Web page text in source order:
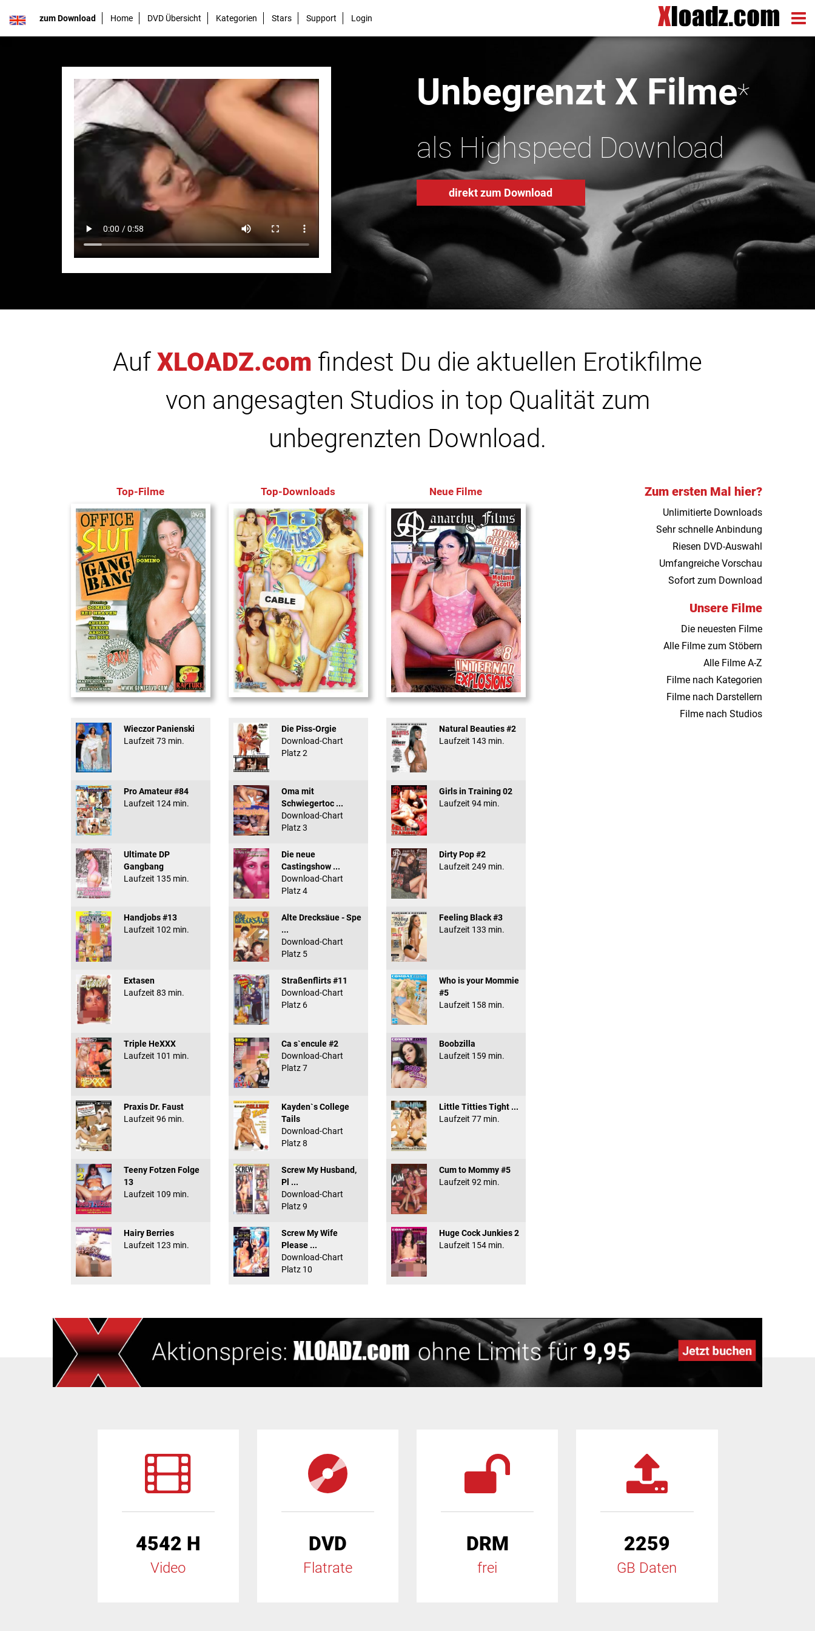
zum Download Home DVD Übersicht Kategorien Stars Support Login
Unbegrenzt X Filme*
als Highspeed Download
direkt zum Download
Auf XLOADZ.com findest Du die aktuellen Erotikfilme
von angesagten Studios in top Qualität zum
unbegrenzten Download.
Top-Filme
Office Slut Gangbang
Wieczor Panienski
Laufzeit 73 min.
Pro Amateur #84
Laufzeit 124 min.
Ultimate DP
Gangbang
Laufzeit 135 min.
Handjobs #13
Laufzeit 102 min.
Extasen
Laufzeit 83 min.
Triple HeXXX
Laufzeit 101 min.
Praxis Dr. Faust
Laufzeit 96 min.
Teeny Fotzen Folge
13
Laufzeit 109 min.
Hairy Berries
Laufzeit 123 min.
Top-Downloads
18 And Confused #8 - ...
Die Piss-Orgie
Download-Chart
Platz 2
Oma mit
Schwiegertoc ...
Download-Chart
Platz 3
Die neue
Castingshow ...
Download-Chart
Platz 4
Alte Drecksäue - Spe
...
Download-Chart
Platz 5
Straßenflirts #11
Download-Chart
Platz 6
Ca s`encule #2
Download-Chart
Platz 7
Kayden`s College
Tails
Download-Chart
Platz 8
Screw My Husband,
Pl ...
Download-Chart
Platz 9
Screw My Wife
Please ...
Download-Chart
Platz 10
Neue Filme
Internal Explosionen
Natural Beauties #2
Laufzeit 143 min.
Girls in Training 02
Laufzeit 94 min.
Dirty Pop #2
Laufzeit 249 min.
Feeling Black #3
Laufzeit 133 min.
Who is your Mommie
#5
Laufzeit 158 min.
Boobzilla
Laufzeit 159 min.
Little Titties Tight ...
Laufzeit 77 min.
Cum to Mommy #5
Laufzeit 92 min.
Huge Cock Junkies 2
Laufzeit 154 min.
Zum ersten Mal hier?
Unlimitierte Downloads
Sehr schnelle Anbindung
Riesen DVD-Auswahl
Umfangreiche Vorschau
Sofort zum Download
Unsere Filme
Die neuesten Filme
Alle Filme zum Stöbern
Alle Filme A-Z
Filme nach Kategorien
Filme nach Darstellern
Filme nach Studios
4542 H
Video
DVD
Flatrate
DRM
frei
2259
GB Daten